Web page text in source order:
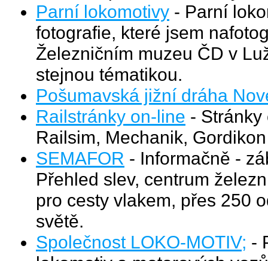
Parní lokomotivy - Parní
fotografie, které jsem
Železničním muzeu ČD v
stejnou tématikou.
Pošumavská jižní dráha
Railstránky on-line -
Railsim, Mechanik,
SEMAFOR - Informačně -
Přehled slev, centrum
pro cesty vlakem, přes 250
světě.
Společnost LOKO-MOTIV; -